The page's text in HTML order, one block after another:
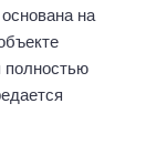
на
полностью